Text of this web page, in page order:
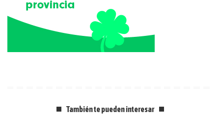
También te pueden interesar